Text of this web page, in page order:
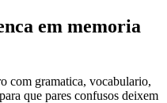
em memoria
com gramatica, vocabulario,
que pares confusos deixem